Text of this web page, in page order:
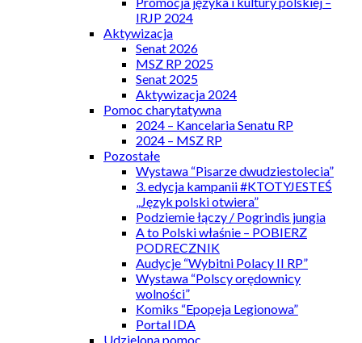
IRJP 2024
Aktywizacja
Senat 2026
MSZ RP 2025
Senat 2025
Aktywizacja 2024
Pomoc charytatywna
2024 – Kancelaria Senatu RP
2024 – MSZ RP
Pozostałe
Wystawa “Pisarze dwudziestolecia”
3. edycja kampanii #KTOTYJESTEŚ
„Język polski otwiera”
Podziemie łączy / Pogrindis jungia
A to Polski właśnie – POBIERZ
PODRECZNIK
Audycje “Wybitni Polacy II RP”
Wystawa “Polscy orędownicy
wolności”
Komiks “Epopeja Legionowa”
Portal IDA
Udzielona pomoc